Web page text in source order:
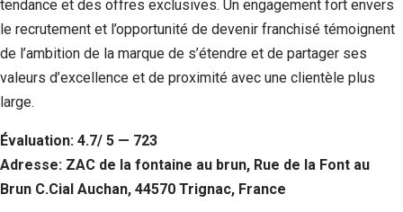
tendance et des offres exclusives. Un engagement fort envers
le recrutement et l’opportunité de devenir franchisé témoignent
de l’ambition de la marque de s’étendre et de partager ses
valeurs d’excellence et de proximité avec une clientèle plus
large.
Évaluation: 4.7/ 5 — 723
Adresse: ZAC de la fontaine au brun, Rue de la Font au
Brun C.Cial Auchan, 44570 Trignac, France